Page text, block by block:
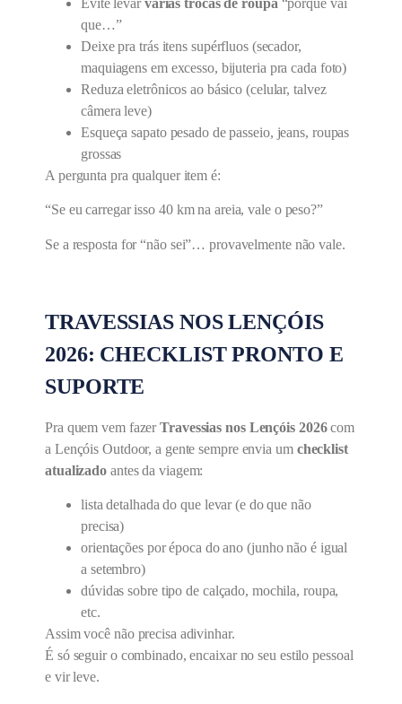
Evite levarvárias trocas de roupa “porque vai
que…”
Deixe pra trás itens supérfluos (secador,
maquiagens em excesso, bijuteria pra cada foto)
Reduza eletrônicos ao básico (celular, talvez
câmera leve)
Esqueça sapato pesado de passeio, jeans, roupas
grossas
A pergunta pra qualquer item é:
“Se eu carregar isso 40 km na areia, vale o peso?”
Se a resposta for “não sei”… provavelmente não vale.
TRAVESSIAS NOS LENÇÓIS
2026: CHECKLIST PRONTO E
SUPORTE
Pra quem vem fazerTravessias nos Lençóis 2026com
a Lençóis Outdoor, a gente sempre envia um checklist
atualizado antes da viagem:
lista detalhada do que levar (e do que não
precisa)
orientações por época do ano (junho não é igual
a setembro)
dúvidas sobre tipo de calçado, mochila, roupa,
etc.
Assim você não precisa adivinhar.
É só seguir o combinado, encaixar no seu estilo pessoal
e vir leve.